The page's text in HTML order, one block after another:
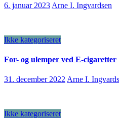
6. januar 2023 Arne I. Ingvardsen
Ikke kategoriseret
For- og ulemper ved E-cigaretter
31. december 2022 Arne I.
Ikke kategoriseret